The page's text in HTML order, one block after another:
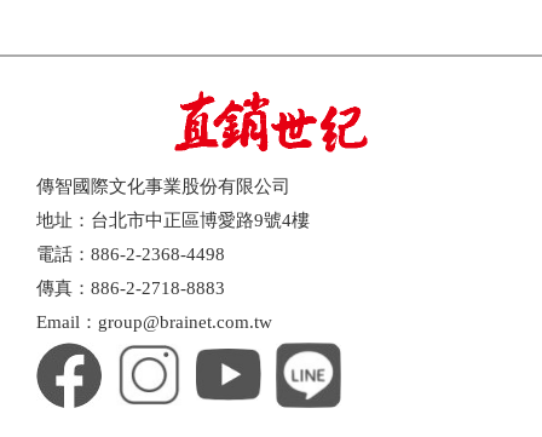
傳智國際文化事業股份有限公司
地址：台北市中正區博愛路9號4樓
電話：886-2-2368-4498
傳真：886-2-2718-8883
Email：group@brainet.com.tw